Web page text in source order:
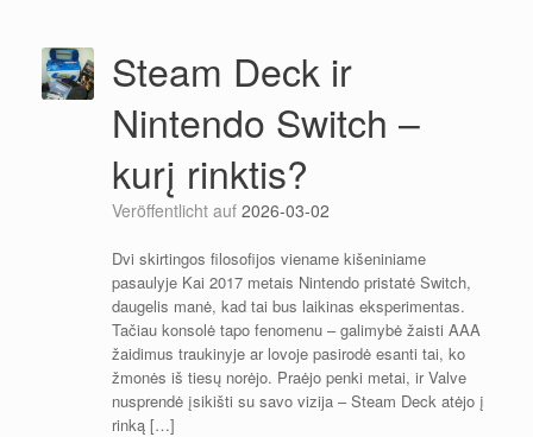
Steam Deck ir
Nintendo Switch –
kurį rinktis?
Veröffentlicht auf 2026-03-02
Dvi skirtingos filosofijos viename kišeniniame
pasaulyje Kai 2017 metais Nintendo pristatė Switch,
daugelis manė, kad tai bus laikinas eksperimentas.
Tačiau konsolė tapo fenomenu – galimybė žaisti AAA
žaidimus traukinyje ar lovoje pasirodė esanti tai, ko
žmonės iš tiesų norėjo. Praėjo penki metai, ir Valve
nusprendė įsikišti su savo vizija – Steam Deck atėjo į
rinką […]